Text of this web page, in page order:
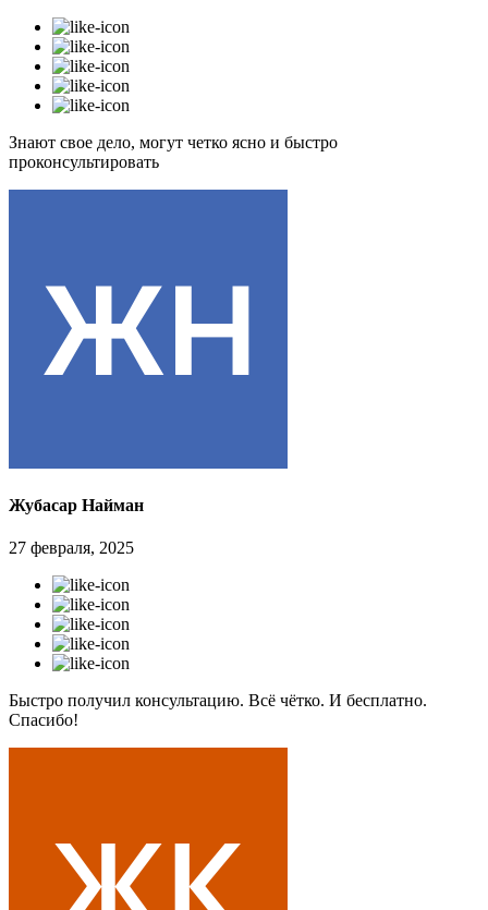
Знают свое дело, могут четко ясно и быстро
проконсультировать
Жубасар Найман
27 февраля, 2025
Быстро получил консультацию. Всё чётко. И бесплатно.
Спасибо!